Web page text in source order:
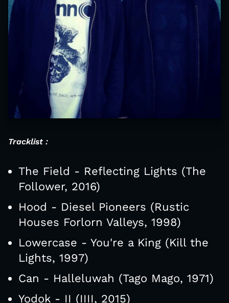
Tracklist :
The Field - Reflecting Lights (The
Follower, 2016)
Hood - Diesel Pioneers (Rustic
Houses Forlorn Valleys, 1998)
Lowercase - You're a King (Kill the
Lights, 1997)
Can - Halleluwah (Tago Mago, 1971)
Yodok - II (IIII, 2015)